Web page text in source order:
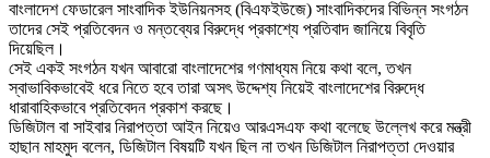
বাংলাদেশ ফেডারেল সাংবাদিক ইউনিয়নসহ (বিএফইউজে) সাংবাদিকদের বিভিন্ন সংগঠন
তাদের সেই প্রতিবেদন ও মন্তব্যের বিরুদ্ধে প্রকাশ্যে প্রতিবাদ জানিয়ে বিবৃতি
দিয়েছিল।
সেই একই সংগঠন যখন আবারো বাংলাদেশের গণমাধ্যম নিয়ে কথা বলে, তখন
স্বাভাবিকভাবেই ধরে নিতে হবে তারা অসৎ উদ্দেশ্য নিয়েই বাংলাদেশের বিরুদ্ধে
ধারাবাহিকভাবে প্রতিবেদন প্রকাশ করছে।
ডিজিটাল বা সাইবার নিরাপত্তা আইন নিয়েও আরএসএফ কথা বলেছে উল্লেখ করে মন্ত্রী
হাছান মাহমুদ বলেন, ডিজিটাল বিষয়টি যখন ছিল না তখন ডিজিটাল নিরাপত্তা দেওয়ার